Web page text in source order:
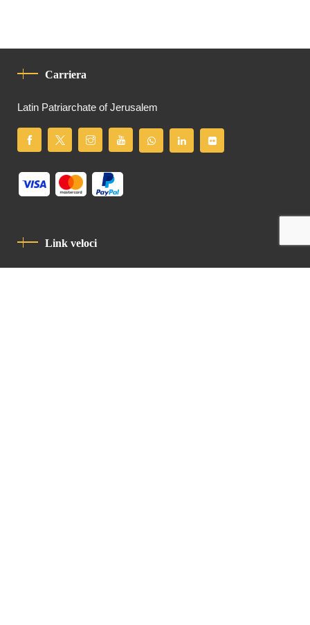
Carriera
Latin Patriarchate of Jerusalem
Link veloci